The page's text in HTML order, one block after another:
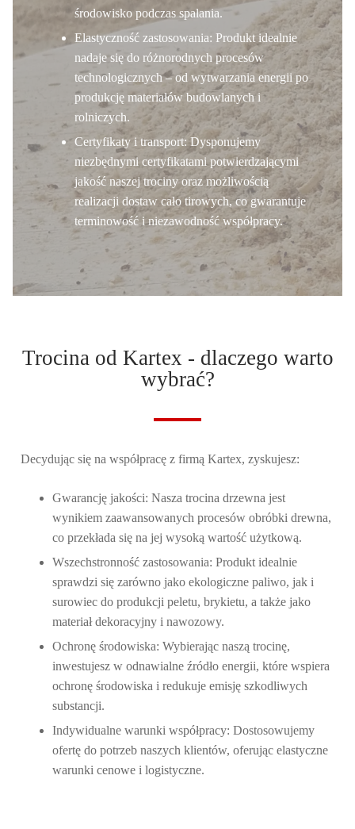
środowisko podczas spalania.
Elastyczność zastosowania: Produkt idealnie
nadaje się do różnorodnych procesów
technologicznych – od wytwarzania energii po
produkcję materiałów budowlanych i
rolniczych.
Certyfikaty i transport:Dysponujemy
niezbędnymi certyfikatami potwierdzającymi
jakość naszej trociny oraz możliwością
realizacji dostaw cało tirowych, co gwarantuje
terminowość i niezawodność współpracy.
Trocina od Kartex - dlaczego warto
wybrać?
Decydując się na współpracę z firmą Kartex, zyskujesz:
Gwarancję jakości: Nasza trocina drzewna jest
wynikiem zaawansowanych procesów obróbki drewna,
co przekłada się na jej wysoką wartość użytkową.
Wszechstronność zastosowania: Produkt idealnie
sprawdzi się zarówno jako ekologiczne paliwo, jak i
surowiec do produkcji peletu, brykietu, a także jako
materiał dekoracyjny i nawozowy.
Ochronę środowiska: Wybierając naszą trocinę,
inwestujesz w odnawialne źródło energii, które wspiera
ochronę środowiska i redukuje emisję szkodliwych
substancji.
Indywidualne warunki współpracy: Dostosowujemy
ofertę do potrzeb naszych klientów, oferując elastyczne
warunki cenowe i logistyczne.